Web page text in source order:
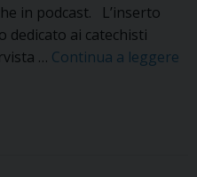
in podcast. L’inserto
dedicato ai catechisti
… Continua a leggere